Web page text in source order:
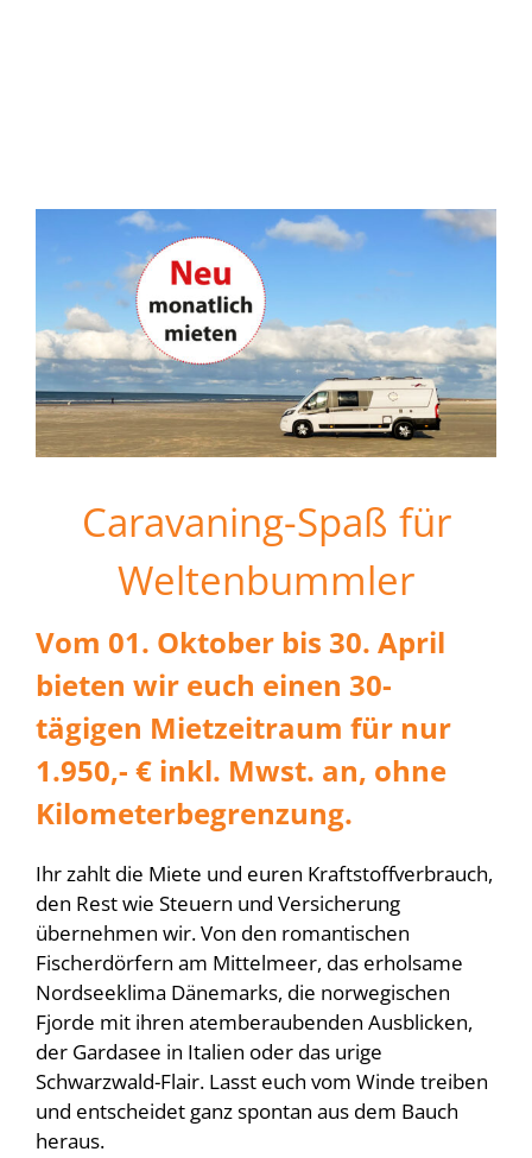
Caravaning-Spaß für
Weltenbummler
Vom 01. Oktober bis 30. April
bieten wir euch einen 30-
tägigen Mietzeitraum für nur
1.950,- € inkl. Mwst. an, ohne
Kilometerbegrenzung.
Ihr zahlt die Miete und euren Kraftstoffverbrauch,
den Rest wie Steuern und Versicherung
übernehmen wir. Von den romantischen
Fischerdörfern am Mittelmeer, das erholsame
Nordseeklima Dänemarks, die norwegischen
Fjorde mit ihren atemberaubenden Ausblicken,
der Gardasee in Italien oder das urige
Schwarzwald-Flair. Lasst euch vom Winde treiben
und entscheidet ganz spontan aus dem Bauch
heraus.